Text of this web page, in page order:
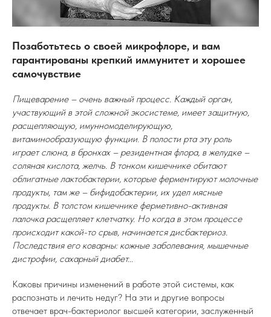
Позаботьтесь о своей микрофлоре, и вам
гарантированы крепкий иммунитет и хорошее
самочувствие
Пищеварение – очень важный процесс. Каждый орган,
участвующий в этой сложной экосистеме, имеет защитную,
расщепляющую, имунномоделирующую,
витаминообразующую функции. В полости рта эту роль
играет слюна, в бронхах – резидентная флора, в желудке –
соляная кислота, желчь. В тонком кишечнике обитают
облигатные лактобактерии, которые ферментируют молочные
продукты, там же – бифидобактерии, их удел мясные
продукты. В толстом кишечнике ферметивно-активная
палочка расщепляет клетчатку. Но когда в этом процессе
происходит какой-то срыв, начинается дисбактериоз.
Последствия его коварны: кожные заболевания, мышечные
дистрофии, сахарный диабет...
Каковы причины изменений в работе этой системы, как
распознать и лечить недуг? На эти и другие вопросы
отвечает врач-бактериолог высшей категории, заслуженный